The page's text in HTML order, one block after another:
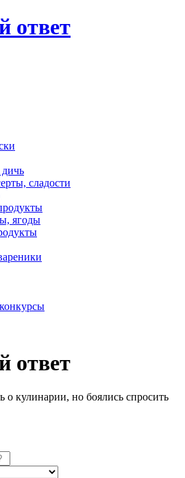
ответ
сладости
ягоды
ответ
о кулинарии, но боялись спросить